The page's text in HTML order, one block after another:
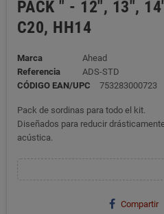
PACK " - 12", 13",
C20, HH14
Marca
Ahead
Referencia
ADS-STD
CÓDIGO EAN/UPC
753283000723
Pack de sordinas para todo el kit.
Diseñados para reducir
acústica.
Compartir